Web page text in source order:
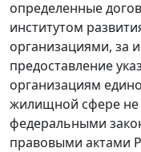
определенные
институтом
организациями, за
предоставление
организациям
жилищной сфере не
федеральными
правовыми актами